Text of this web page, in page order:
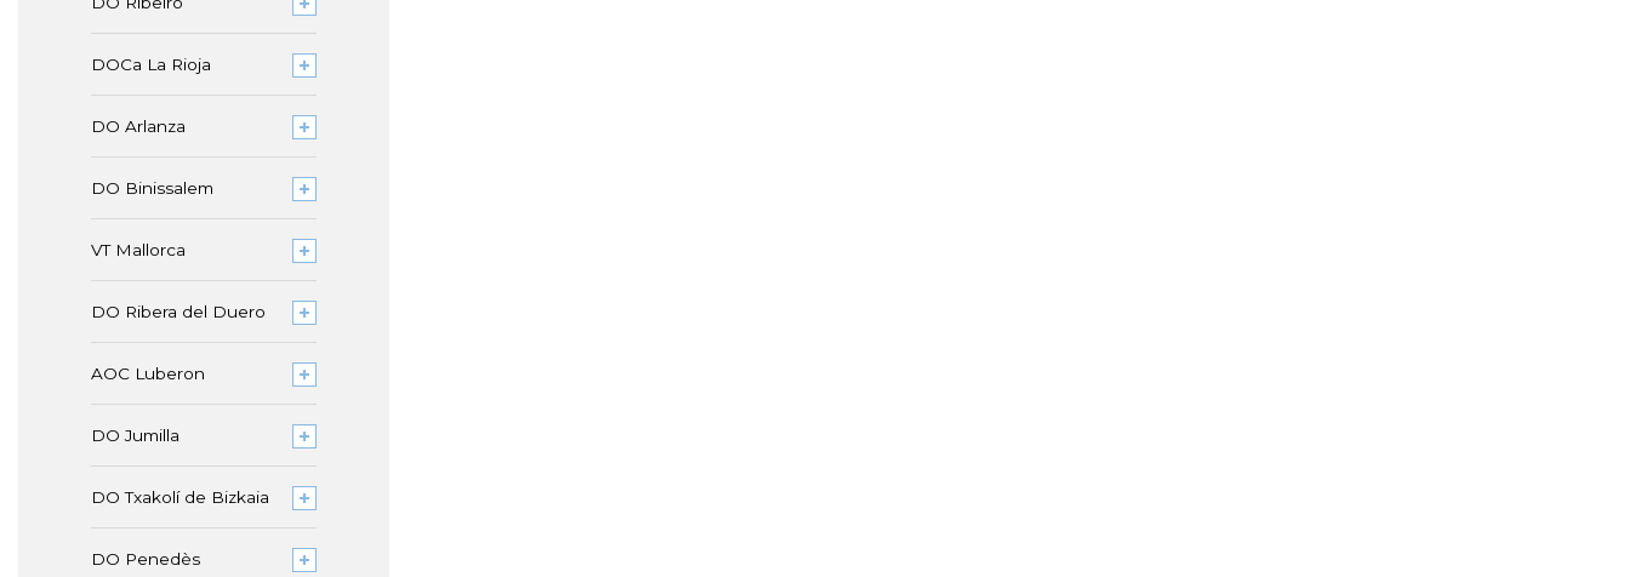
DOCa La Rioja
DO Arlanza
DO Binissalem
VT Mallorca
DO Ribera del Duero
AOC Luberon
DO Jumilla
DO Txakolí de Bizkaia
DO Penedès